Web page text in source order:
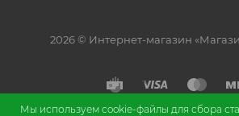
2026 © Интернет-магазин
Мы используем cookie-файлы для сбора